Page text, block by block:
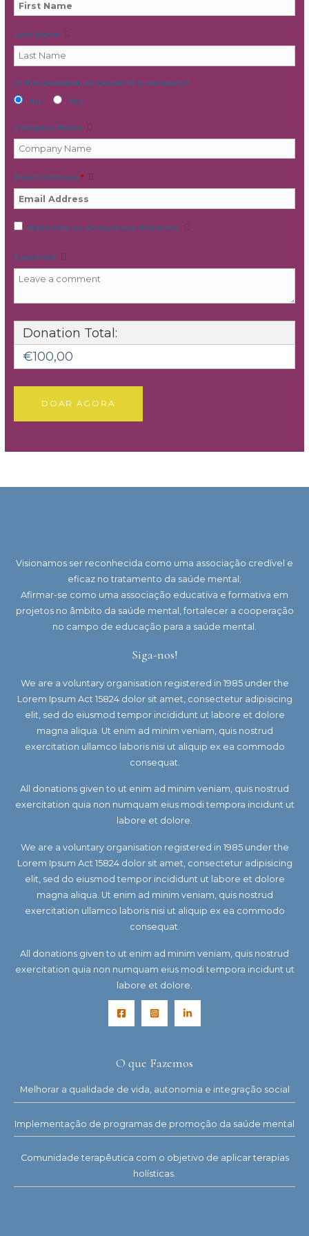
Last Name
Is this donation on behalf of a company?
No
Yes
Company Name
Email Address *
Make this an anonymous donation.
Comment
Donation Total:
€100,00
Visionamos ser reconhecida como uma associação credível e
eficaz no tratamento da saúde mental;
Afirmar-se como uma associação educativa e formativa em
projetos no âmbito da saúde mental, fortalecer a cooperação
no campo de educação para a saúde mental.
Siga-nos!
We are a voluntary organisation registered in 1985 under the
Lorem Ipsum Act 15824 dolor sit amet, consectetur adipisicing
elit, sed do eiusmod tempor incididunt ut labore et dolore
magna aliqua. Ut enim ad minim veniam, quis nostrud
exercitation ullamco laboris nisi ut aliquip ex ea commodo
consequat.
All donations given to ut enim ad minim veniam, quis nostrud
exercitation quia non numquam eius modi tempora incidunt ut
labore et dolore.
We are a voluntary organisation registered in 1985 under the
Lorem Ipsum Act 15824 dolor sit amet, consectetur adipisicing
elit, sed do eiusmod tempor incididunt ut labore et dolore
magna aliqua. Ut enim ad minim veniam, quis nostrud
exercitation ullamco laboris nisi ut aliquip ex ea commodo
consequat.
All donations given to ut enim ad minim veniam, quis nostrud
exercitation quia non numquam eius modi tempora incidunt ut
labore et dolore.
O que Fazemos
Melhorar a qualidade de vida, autonomia e integração social
Implementação de programas de promoção da saúde mental
Comunidade terapêutica com o objetivo de aplicar terapias
holísticas.